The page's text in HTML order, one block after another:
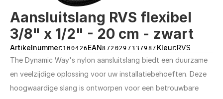
Aansluitslang RVS flexibel
3/8" x 1/2" - 20 cm - zwart
Artikelnummer:100426EAN8720297337987Kleur:RVS
The Dynamic Way's nylon aansluitslang biedt een duurzame
en veelzijdige oplossing voor uw installatiebehoeften. Deze
hoogwaardige slang is ontworpen voor een betrouwbare